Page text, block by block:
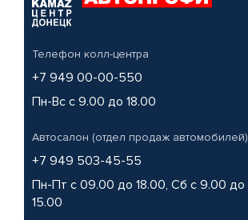
Телефон колл-центра
+7 949 00-00-550
Пн-Вс с 9.00 до 18.00
Автосалон (отдел продаж автомобилей)
+7 949 503-45-55
Пн-Пт с 09.00 до 18.00, Сб с 9.00 до
15.00